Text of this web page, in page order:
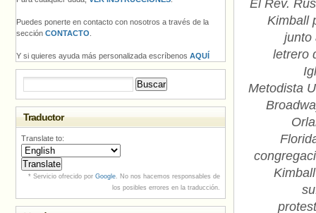
El Rev.
Kimball
junto
letrero
Metodista
Puedes ponerte en contacto con nosotros a través de la
sección CONTACTO
Y si quieres ayuda más personalizada escríbenos AQUÍ
Traductor
Translate to:
* Servicio ofrecido por Google. No nos hacemos responsables de
los posibles errores en la traducción.